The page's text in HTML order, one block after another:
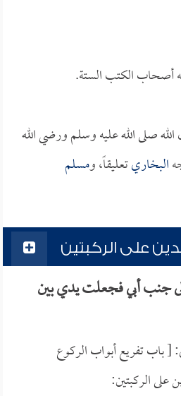
أصحاب الكتب الستة.
صلى الله عليه وسلم ورضي الله
البخاريتعليقاً، ومسلم
على الركبتين
أبي فجعلت يدي بين
[ باب تفريع أبواب الركوع
الركبتين: